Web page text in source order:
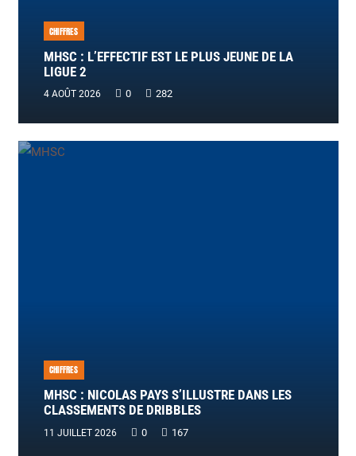
CHIFFRES
MHSC : L’EFFECTIF EST LE PLUS JEUNE DE LA
LIGUE 2
4 AOÛT 2026 0 282
CHIFFRES
MHSC : NICOLAS PAYS S’ILLUSTRE DANS LES
CLASSEMENTS DE DRIBBLES
11 JUILLET 2026 0 167